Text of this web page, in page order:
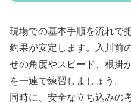
現場での基本手順を流れで
釣果が安定します。入川前
せの角度やスピード、根掛
を一連で練習しましょう。
同時に、安全な立ち込みの